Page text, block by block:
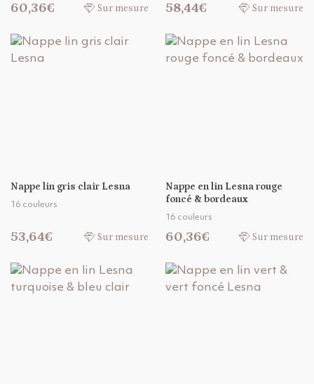
60,36€ Sur mesure 58,44€ Sur mesure
Nappe lin gris clair Lesna
16 couleurs
53,64€ Sur mesure
Nappe en lin Lesna rouge
foncé & bordeaux
16 couleurs
60,36€ Sur mesure